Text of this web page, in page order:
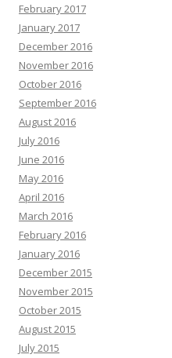
February 2017
January 2017
December 2016
November 2016
October 2016
September 2016
August 2016
July 2016
June 2016
May 2016
April 2016
March 2016
February 2016
January 2016
December 2015
November 2015
October 2015
August 2015
July 2015